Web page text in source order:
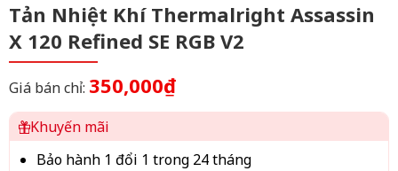
Tản Nhiệt Khí Thermalright Assassin
X 120 Refined SE RGB V2
Giá bán chỉ: 350,000₫
Khuyến mãi
Bảo hành 1 đổi 1 trong 24 tháng